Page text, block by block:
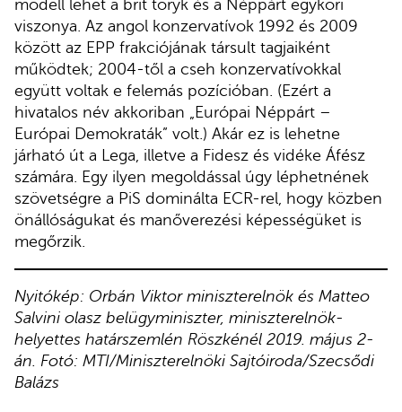
modell lehet a brit toryk és a Néppárt egykori
viszonya. Az angol konzervatívok 1992 és 2009
között az EPP frakciójának társult tagjaiként
működtek; 2004-től a cseh konzervatívokkal
együtt voltak e felemás pozícióban. (Ezért a
hivatalos név akkoriban „Európai Néppárt –
Európai Demokraták” volt.) Akár ez is lehetne
járható út a Lega, illetve a Fidesz és vidéke Áfész
számára. Egy ilyen megoldással úgy léphetnének
szövetségre a PiS dominálta ECR-rel, hogy közben
önállóságukat és manőverezési képességüket is
megőrzik.
Nyitókép: Orbán Viktor miniszterelnök és Matteo
Salvini olasz belügyminiszter, miniszterelnök-
helyettes határszemlén Röszkénél 2019. május 2-
án. Fotó: MTI/Miniszterelnöki Sajtóiroda/Szecsődi
Balázs